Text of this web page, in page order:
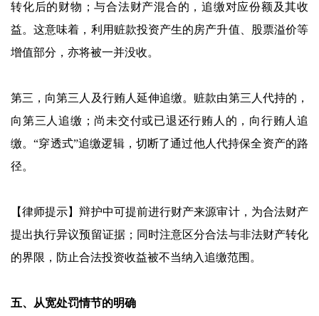
转化后的财物；与合法财产混合的，追缴对应份额及其收
益。这意味着，利用赃款投资产生的房产升值、股票溢价等
增值部分，亦将被一并没收。
第三，向第三人及行贿人延伸追缴。赃款由第三人代持的，
向第三人追缴；尚未交付或已退还行贿人的，向行贿人追
缴。“穿透式”追缴逻辑，切断了通过他人代持保全资产的路
径。
【律师提示】辩护中可提前进行财产来源审计，为合法财产
提出执行异议预留证据；同时注意区分合法与非法财产转化
的界限，防止合法投资收益被不当纳入追缴范围。
五、从宽处罚情节的明确